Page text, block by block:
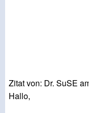
Zitat von: Dr. SuSE
Hallo,